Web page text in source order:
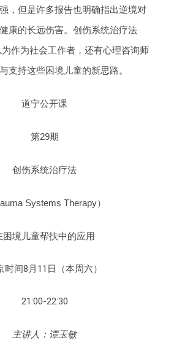
，但是许多报告也明确指出逆境对
康的长远伤害。创伤系统治疗法
为作为社会工作者，还有心理咨询师
支持这些困境儿童的新思路。
道宁公开课
第29期
创伤系统治疗法
Systems Therapy）
困境儿童帮扶中的应用
时间8月11日（本周六）
21:00-22:30
主讲人：谭玉敏